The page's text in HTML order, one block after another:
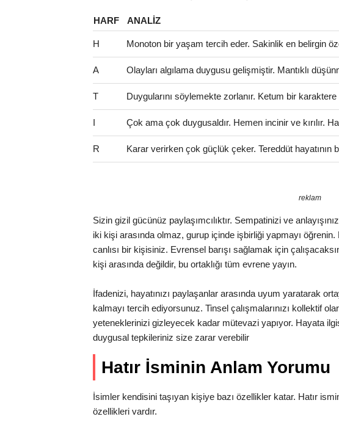
HARF ANALIZ
H Monoton bir yaşam tercih eder. Sakinlik en belirgin
A Olayları algılama duygusu gelişmiştir. Mantıklı
T Duygularını söylemekte zorlanır. Ketum bir karaktere
I Çok ama çok duygusaldır. Hemen incinir ve kırılır.
R Karar verirken çok güçlük çeker. Tereddüt hayatının
reklam
Sizin gizil gücünüz paylaşımcılıktır. Sempatinizi ve
iki kişi arasında olmaz, gurup içinde işbirliği yapmayı
canlısı bir kişisiniz. Evrensel barışı sağlamak için
kişi arasında değildir, bu ortaklığı tüm evrene yayın.
İfadenizi, hayatınızı paylaşanlar arasında uyum yaratarak
kalmayı tercih ediyorsunuz. Tinsel çalışmalarınızı kollektif
yeteneklerinizi gizleyecek kadar mütevazi yapıyor. Hayata
duygusal tepkileriniz size zarar verebilir
Hatır İsminin Anlam Yorumu
İsimler kendisini taşıyan kişiye bazı özellikler katar. Hatır
özellikleri vardır.